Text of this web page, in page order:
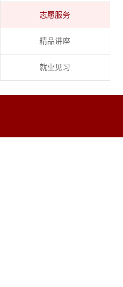
志愿服务
精品讲座
就业见习